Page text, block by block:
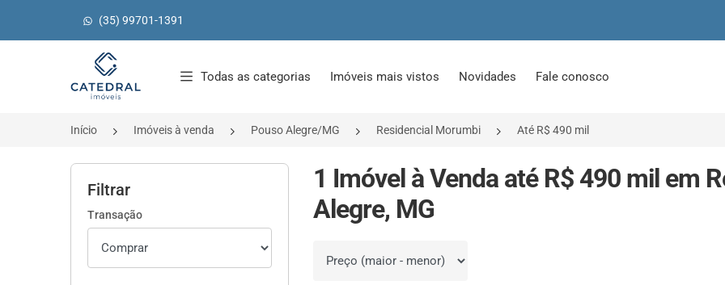
(35) 99701-1391
Página inicial
Todas as categorias Imóveis mais vistos Novidades Fale conosco
Início Imóveis à venda Pouso Alegre/MG Residencial Morumbi Até R$ 490 mil
Filtrar
Transação
1 Imóvel à Venda até R$ 490 mil em
Alegre, MG
Ordenar por